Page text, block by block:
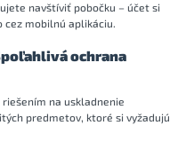
navštíviť pobočku – účet si
mobilnú aplikáciu.
ochrana
na uskladnenie
predmetov, ktoré si vyžadujú